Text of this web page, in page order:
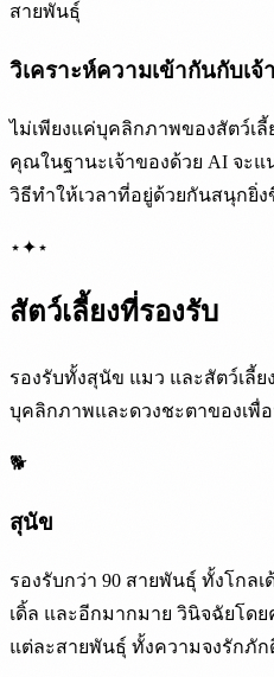
สายพันธุ์
วิเคราะห์ความเข้ากันกับเจ้
ไม่เพียงแค่บุคลิกภาพของสัตว์เ
คุณในฐานะเจ้าของด้วย AI จะ
วิธีทำให้เวลาที่อยู่ด้วยกันสนุกยิ่
⋆✦⋆
สัตว์เลี้ยงที่รองรับ
รองรับทั้งสุนัข แมว และสัตว์เลี้
บุคลิกภาพและดวงชะตาของเ
🐕
สุนัข
รองรับกว่า 90 สายพันธุ์ ทั้งโกล
เดิ้ล และอีกมากมาย วินิจฉัยโด
แต่ละสายพันธุ์ ทั้งความจงรักภั